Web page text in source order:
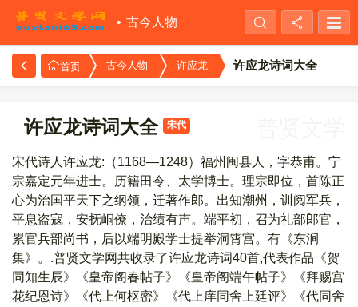
古今人物
首页 古今人物 许应龙 许应龙诗词大全
许应龙诗词大全 宋代
宋代诗人许应龙:（1168—1248）福州闽县人，字恭甫。宁
宗嘉定元年进士。历籍田令、太学博士。理宗即位，首陈正
心为治国平天下之纲领，迁著作郎。出知潮州，训阅军兵，
平息盗寇，安抚峒僚，治绩有声。端平初，召为礼部郎官，
累官兵部尚书，后以端明殿学士提举洞霄宫。有《东涧
集》。.普贤文学网共收录了许应龙诗词40首,代表作品《贺
同知生辰》《皇帝阁春帖子》《皇帝阁端午帖子》《拜赐宫
花纪恩诗》《代上何枢密》《代上庠同舍上廷评》《代同舍